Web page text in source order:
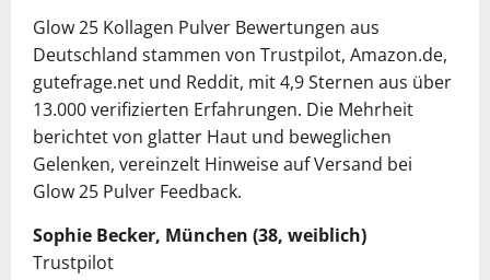
Glow 25 Kollagen Pulver Bewertungen aus
Deutschland stammen von Trustpilot, Amazon.de,
gutefrage.net und Reddit, mit 4,9 Sternen aus über
13.000 verifizierten Erfahrungen. Die Mehrheit
berichtet von glatter Haut und beweglichen
Gelenken, vereinzelt Hinweise auf Versand bei
Glow 25 Pulver Feedback.
Sophie Becker, München (38, weiblich)
Trustpilot